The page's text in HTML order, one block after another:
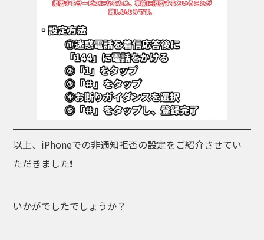
以上、iPhoneでの非通知拒否の設定をご紹介させてい
ただきました❗
いかがでしたでしょうか？